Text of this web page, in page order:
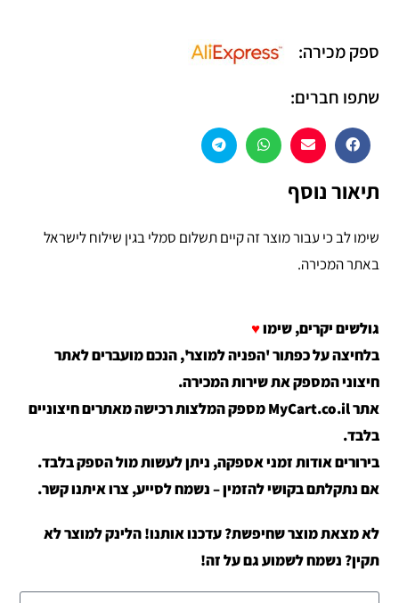
ספק מכירה:
שתפו חברים:
תיאור נוסף
שימו לב כי עבור מוצר זה קיים תשלום סמלי בגין שילוח לישראל
באתר המכירה.
גולשים יקרים, שימו♥
בלחיצה על כפתור 'הפניה למוצר', הנכם מועברים לאתר
חיצוני המספק את שירות המכירה.
אתר MyCart.co.il מספק המלצות רכישה מאתרים חיצוניים
בלבד.
בירורים אודות זמני אספקה, ניתן לעשות מול הספק בלבד.
אם נתקלתם בקושי להזמין – נשמח לסייע, צרו איתנו קשר.
לא מצאת מוצר שחיפשת? עדכנו אותנו! הלינק למוצר לא
תקין? נשמח לשמוע גם על זה!